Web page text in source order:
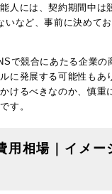
人には、契約期間中は
いなど、事前に決めて
で競合にあたる企業の
に発展する可能性もあ
けるべきなのか、慎重
す。
用相場｜イメー